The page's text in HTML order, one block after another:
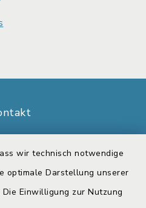
wir technisch notwendige
optimale Darstellung unserer
Einwilligung zur Nutzung